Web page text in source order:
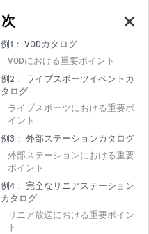
例1： VODカタログ
VODにおける重要ポイント
例2： ライブスポーツイベントカ
タログ
ライブスポーツにおける重要ポ
イント
例3： 外部ステーションカタログ
外部ステーションにおける重要
ポイント
例4： 完全なリニアステーション
カタログ
リニア放送における重要ポイン
ト